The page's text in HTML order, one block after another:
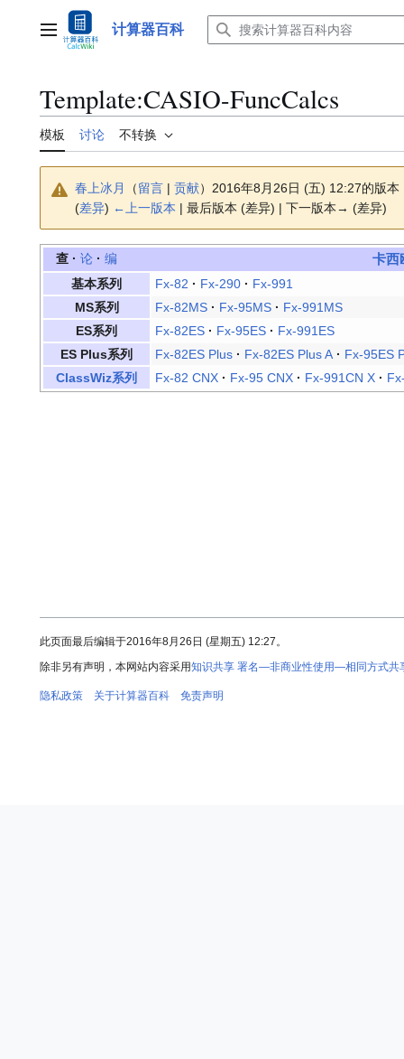
主菜单 计算器百科
Template:CASIO-FuncCalcs
模板 讨论 不转换
春上冰月 （留言 | 贡献） 2016年8月26日 (五) 12:27的版本
(差异) ←上一版本 | 最后版本 (差异) | 下一版本→ (差异)
查 · 论 · 编 卡西
基本系列 Fx-82 · Fx-290· Fx-991
MS系列
Fx-82MS· Fx-95MS· Fx-991MS
ES系列
Fx-82ES· Fx-95ES· Fx-991ES
ES Plus系列
Fx-82ES Plus· Fx-82ES Plus A· Fx-95ES
ClassWiz系列
Fx-82 CNX· Fx-95 CNX· Fx-991CN X·
此页面最后编辑于2016年8月26日 (星期五) 12:27。
除非另有声明，本网站内容采用知识共享 署名—非商业性使用—相同方式共
隐私政策 关于计算器百科 免责声明